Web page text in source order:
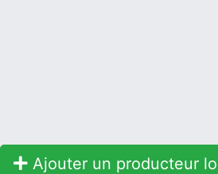
Ajouter un producteur